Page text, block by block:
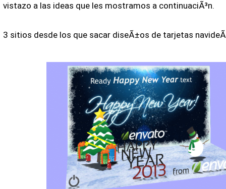
vistazo a las ideas que les mostramos a continuaciÃ³n.
3 sitios desde los que sacar diseÃ±os de tarjetas